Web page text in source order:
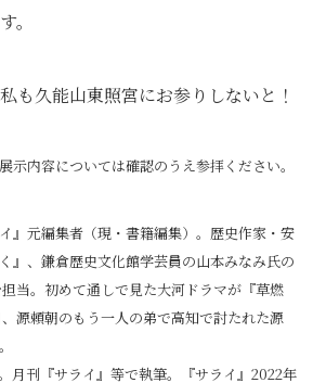
。
も久能山東照宮にお参りしないと！
内容については確認のうえ参拝ください。
』元編集者（現・書籍編集）。歴史作家・安
』、鎌倉歴史文化館学芸員の山本みなみ氏の
担当。初めて通しで見た大河ドラマが『草燃
源頼朝のもう一人の弟で高知で討たれた源
月刊『サライ』等で執筆。『サライ』2022年